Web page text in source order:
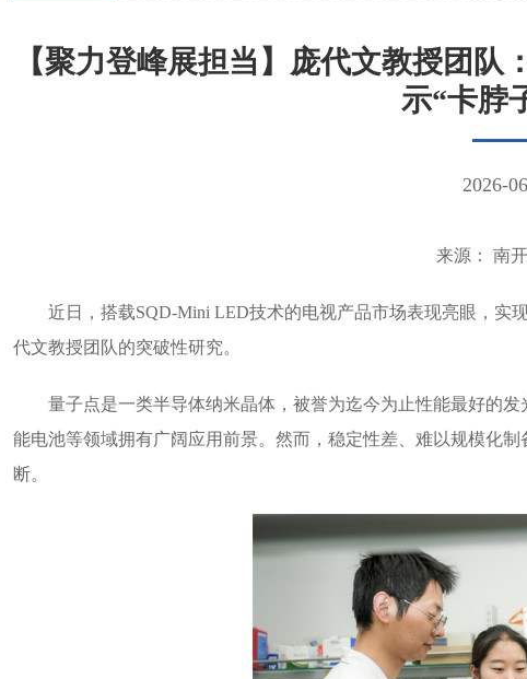
【聚力登峰展担当】庞代文教授团
示“卡脖
2026-
来源： 南
近日，搭载SQD-Mini LED技术的电视产品市场表现亮眼，实
代文教授团队的突破性研究。
量子点是一类半导体纳米晶体，被誉为迄今为止性能最好的
能电池等领域拥有广阔应用前景。然而，稳定性差、难以规模化
断。